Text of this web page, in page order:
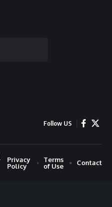
Follow US
Privacy
Policy
Terms
of Use
Contact